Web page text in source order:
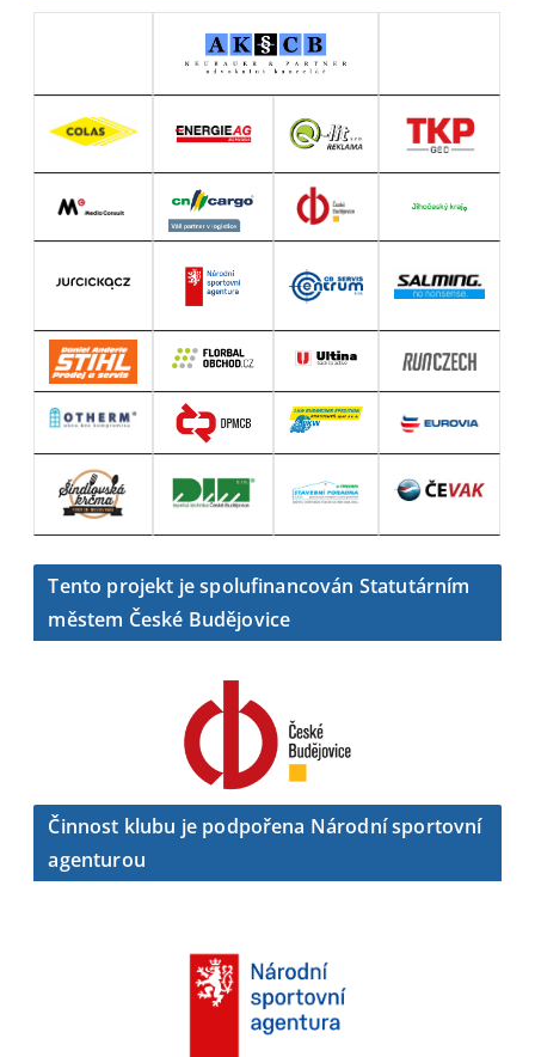
Tento projekt je spolufinancován Statutárním
městem České Budějovice
Činnost klubu je podpořena Národní sportovní
agenturou